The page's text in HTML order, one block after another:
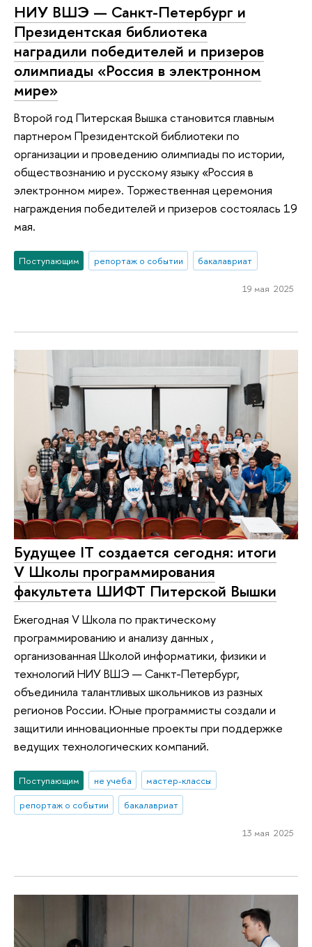
НИУ ВШЭ — Санкт-Петербург и
Президентская библиотека
наградили победителей и призеров
олимпиады «Россия в электронном
мире»
Второй год Питерская Вышка становится главным
партнером Президентской библиотеки по
организации и проведению олимпиады по истории,
обществознанию и русскому языку «Россия в
электронном мире». Торжественная церемония
награждения победителей и призеров состоялась 19
мая.
Поступающим репортаж о событии бакалавриат
19 мая 2025
Будущее IT создается сегодня: итоги
V Школы программирования
факультета ШИФТ Питерской Вышки
Ежегодная V Школа по практическому
программированию и анализу данных ,
организованная Школой информатики, физики и
технологий НИУ ВШЭ — Санкт-Петербург,
объединила талантливых школьников из разных
регионов России. Юные программисты создали и
защитили инновационные проекты при поддержке
ведущих технологических компаний.
Поступающим не учеба
мастер-классы
репортаж о событии
бакалавриат
13 мая 2025